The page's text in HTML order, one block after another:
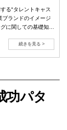
る“タレントキャス
ブランドのイメージ
に関しての基礎知識
続きを見る >
功パタ